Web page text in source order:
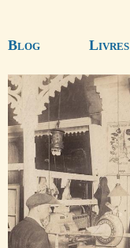
Blog Livres